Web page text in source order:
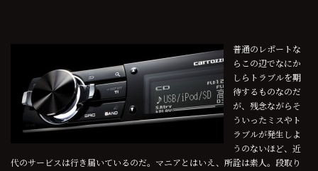
普通のレポートな
らこの辺でなにか
しらトラブルを期
待するものなのだ
が、残念ながらそ
ういったミスやト
ラブルが発生しよ
うのないほど、近
代のサービスは行き届いているのだ。マニアとはいえ、所詮は素人。段取り